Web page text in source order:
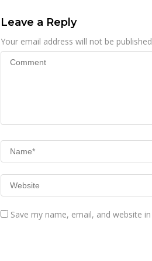
Leave a Reply
Your email address will not be
Save my name, email, and website